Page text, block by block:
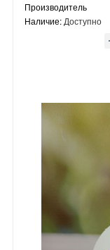
Производитель
Наличие: Доступно